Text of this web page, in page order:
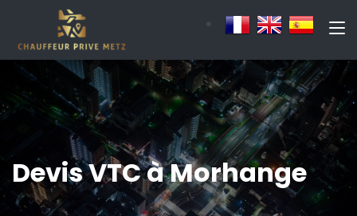
Devis VTC à Morhange